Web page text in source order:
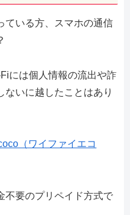
ている方、スマホの通信
には個人情報の流出や詐
ないに越したことはあり
（ワイファイエコ
不要のプリペイド方式で